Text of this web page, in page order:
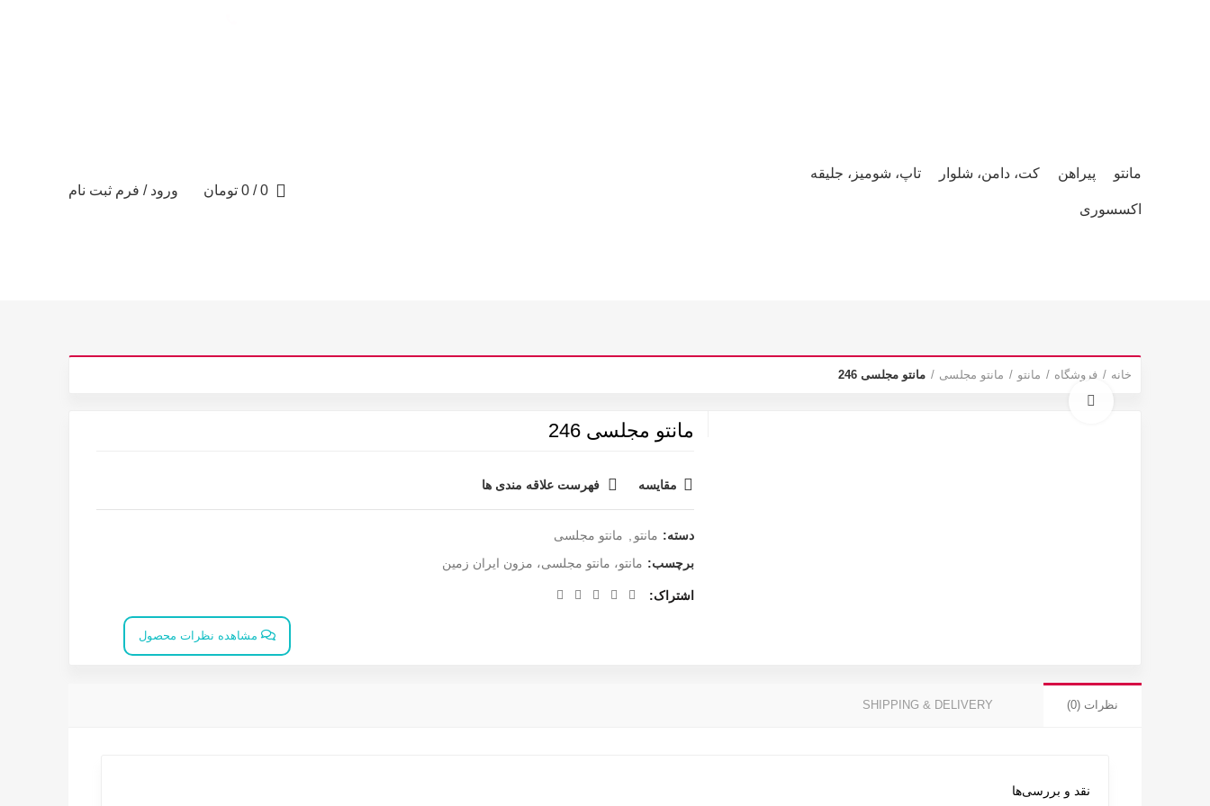
مانتو پیراهن کت، دامن، شلوار تاپ، شومیز، جلیقه
اکسسوری
0
/
0 تومان ورود / فرم ثبت نام
خانه فروشگاه مانتو مانتو مجلسی
مانتو مجلسی 246
مانتو مجلسی 246
مقایسه فهرست علاقه مندی ها
دسته: مانتو
مانتو مجلسی
برچسب: مانتو، مانتو مجلسی، مزون ایران زمین
اشتراک
مشاهده نظرات محصول
نظرات (0) SHIPPING & DELIVERY
نقد و بررسی‌ها